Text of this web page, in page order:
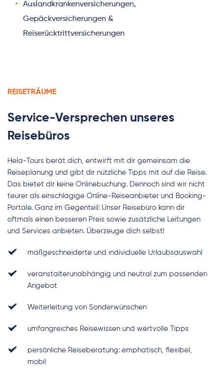
Auslandkrankenversicherungen
Gepäckversicherungen &
Reiserücktrittversicherungen
REISETRÄUME
Service-Versprechen unseres
Reisebüros
Hela-Tours berät dich, entwirft mit dir gemeinsam die
Reiseplanung und gibt dir nützliche Tipps mit auf die Reise.
Das bietet dir keine Onlinebuchung. Dennoch sind wir nicht
teurer als einschlägige Online-Reiseanbieter und Booking-
Portale. Ganz im Gegenteil: Unser Reisebüro kann dir
oftmals einen besseren Preis sowie zusätzliche Leitungen
und Services anbieten. Überzeuge dich selbst!
maßgeschneiderte und individuelle Urlaubsauswahl
veranstalterunabhängig und neutral zum passenden
Angebot
Weiterleitung von Sonderwünschen
umfangreiches Reisewissen und wertvolle Tipps
persönliche Reiseberatung: emphatisch, flexibel,
mobil